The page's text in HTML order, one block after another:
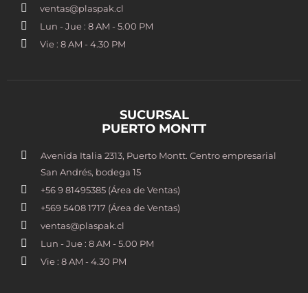
ventas@plaspak.cl
Lun - Jue : 8 AM - 5.00 PM
Vie : 8 AM - 4.30 PM
SUCURSAL
PUERTO MONTT
Avenida Italia 2313, Puerto Montt. Centro empresarial
San Andrés, bodega 15
+56 9 81495385 (Área de Ventas)
+569 5408 1717 (Área de Ventas)
ventas@plaspak.cl
Lun - Jue : 8 AM - 5.00 PM
Vie : 8 AM - 4.30 PM